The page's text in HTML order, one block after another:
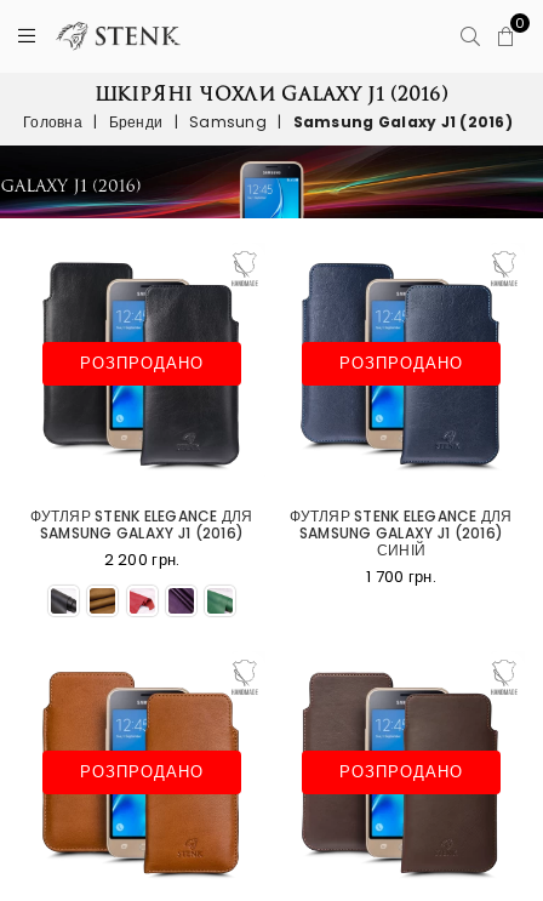
0
ШКІРЯНІ ЧОХЛИ GALAXY J1 (2016)
Головна | Бренди | Samsung | Samsung Galaxy J1 (2016)
РОЗПРОДАНО
ФУТЛЯР STENK ELEGANCE ДЛЯ
SAMSUNG GALAXY J1 (2016)
2 200 грн.
РОЗПРОДАНО
ФУТЛЯР STENK ELEGANCE ДЛЯ
SAMSUNG GALAXY J1 (2016)
СИНІЙ
1 700 грн.
РОЗПРОДАНО РОЗПРОДАНО